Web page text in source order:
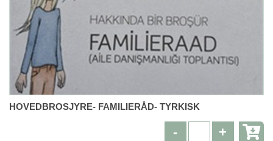
HOVEDBROSJYRE- FAMILIERÅD- TYRKISK
+
-